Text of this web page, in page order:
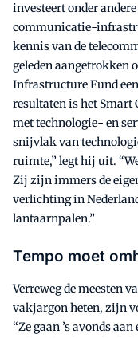
investeert onder
communicatie-
kennis van de
geleden aangetrokken
Infrastructure Fund
resultaten is het Smart
met technologie- en
snijvlak van
ruimte,” legt hij uit.
Zij zijn immers de
verlichting in
lantaarnpalen.”
Tempo moet
Verreweg de meesten
vakjargon heten, zijn
“Ze gaan ’s avonds